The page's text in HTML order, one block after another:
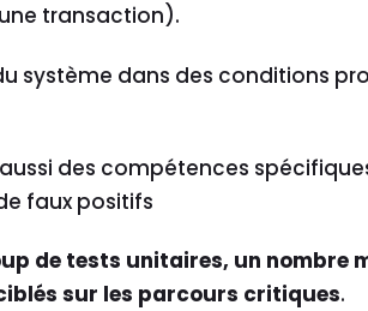
transaction).
système dans des conditions
des compétences
faux positifs
de tests unitaires, un nombre
sur les parcours critiques.